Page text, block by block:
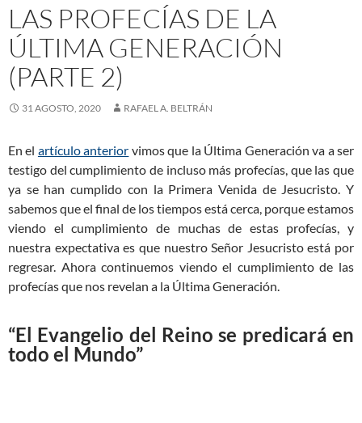
LAS PROFECÍAS DE LA
ÚLTIMA GENERACIÓN
(PARTE 2)
31 AGOSTO, 2020 RAFAEL A. BELTRÁN
En el artículo anterior vimos que la Última Generación va a ser
testigo del cumplimiento de incluso más profecías, que las que
ya se han cumplido con la Primera Venida de Jesucristo. Y
sabemos que el final de los tiempos está cerca, porque estamos
viendo el cumplimiento de muchas de estas profecías, y
nuestra expectativa es que nuestro Señor Jesucristo está por
regresar. Ahora continuemos viendo el cumplimiento de las
profecías que nos revelan a la Última Generación.
“El Evangelio del Reino se predicará en
todo el Mundo”